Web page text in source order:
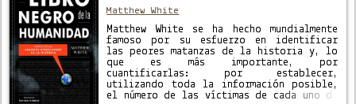
Matthew White
Matthew White se ha hecho mundialmente
famoso por su esfuerzo en identificar
las peores matanzas de la historia y, lo
que es más importante, por
cuantificarlas: por establecer,
utilizando toda la información posible,
el número de las víctimas de cada uno de